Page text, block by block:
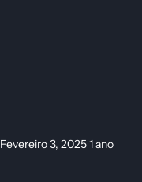
Fevereiro 3, 20251 ano